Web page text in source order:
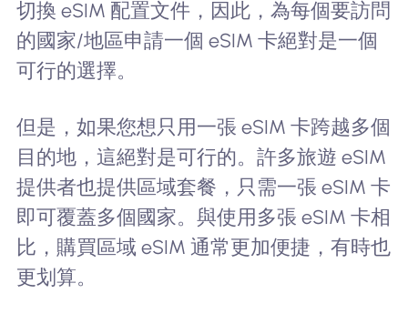
切換 eSIM 配置文件，因此，為每個要訪問
的國家/地區申請一個 eSIM 卡絕對是一個
可行的選擇。
但是，如果您想只用一張 eSIM 卡跨越多個
目的地，這絕對是可行的。許多旅遊 eSIM
提供者也提供區域套餐，只需一張 eSIM 卡
即可覆蓋多個國家。與使用多張 eSIM 卡相
比，購買區域 eSIM 通常更加便捷，有時也
更划算。